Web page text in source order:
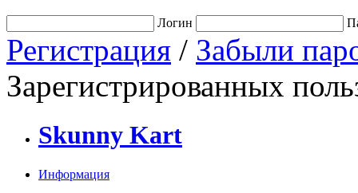
Логин
Регистрация / Забыли
Зарегистрированных
Skunny Kart
Информация